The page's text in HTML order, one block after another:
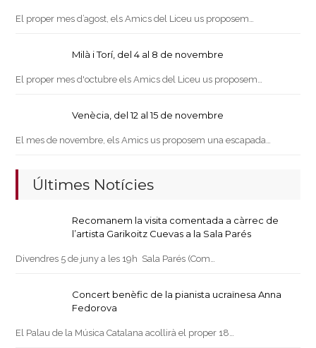
El proper mes d’agost, els Amics del Liceu us proposem…
Milà i Torí, del 4 al 8 de novembre
El proper mes d'octubre els Amics del Liceu us proposem…
Venècia, del 12 al 15 de novembre
El mes de novembre, els Amics us proposem una escapada…
Últimes Notícies
Recomanem la visita comentada a càrrec de
l’artista Garikoitz Cuevas a la Sala Parés
Divendres 5 de juny a les 19h Sala Parés (Com…
Concert benèfic de la pianista ucraïnesa Anna
Fedorova
El Palau de la Música Catalana acollirà el proper 18…